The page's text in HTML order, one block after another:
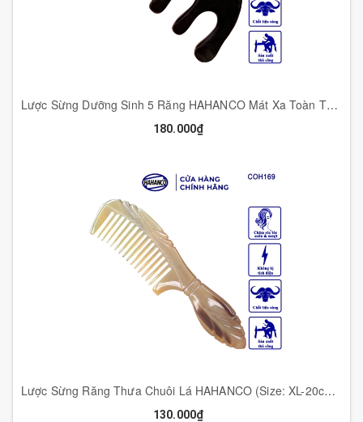
Lược Sừng Dưỡng Sinh 5 Răng HAHANCO Mát Xa Toàn Thân Đả Thông Kinh Lạc - COH200B
180.000₫
Lược Sừng Răng Thưa Chuôi Lá HAHANCO (Size: XL-20cm) Đường Nét Uốn Lượn - COH169
130.000₫